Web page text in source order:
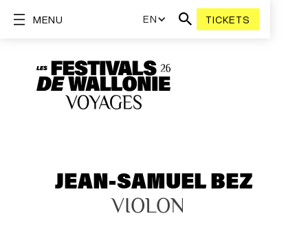
EN TICKETS
MENU
JEAN-SAMUEL BEZ
VIOLON